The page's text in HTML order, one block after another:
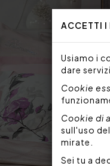
ACCETTI I
Usiamo i
dare
Cookie
Cookie di
sull'uso
mirate.
Sei tu a